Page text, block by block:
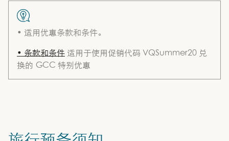
• 适用优惠条款和条件。
• 条款和条件适用于使用促销代码 VQSummer20 兑
换的 GCC 特别优惠